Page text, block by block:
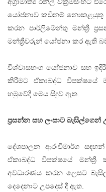
යෝජනාව කඩිනම් නොකළයුතු
කරන පාර්ලිමේන්තු මන්ත්‍රී
මන්ත්‍රීවරුන් යෝජනා කර ඇති බව
විශ්වාසභංග යෝජනාව සහ
කිරීමට ඒකාබද්ධ විපක්ෂයේ
හමුවේදී මෙය සිදුව ඇත.
ප්‍රසන්න සහ ලංසාට බැසිල්ගෙන්
දේශපාලන ආරංචිමාර්ග
ඒකාබද්ධ විපක්ෂයේ මන්ත්‍රී
අවධාරණය කරන ලෙසට
දෙදෙනාට උපදෙස් දී ඇත.